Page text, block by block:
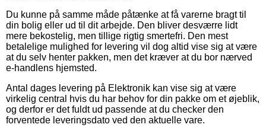
Du kunne på samme måde påtænke at få varerne bragt til
din bolig eller ud til dit arbejde. Den bliver desværre lidt
mere bekostelig, men tillige rigtig smertefri. Den mest
betalelige mulighed for levering vil dog altid vise sig at være
at du selv henter pakken, men det kræver at du bor nærved
e-handlens hjemsted.
Antal dages levering på Elektronik kan vise sig at være
virkelig central hvis du har behov for din pakke om et øjeblik,
og derfor er det fuldt ud passende at du checker den
forventede leveringsdato ved den aktuelle vare.